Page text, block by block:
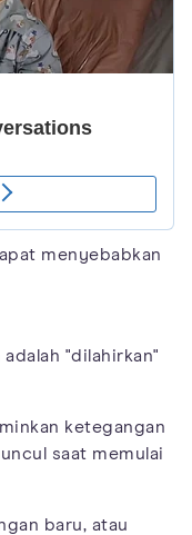
menyebabkan
"dilahirkan"
ketegangan
saat memulai
baru, atau